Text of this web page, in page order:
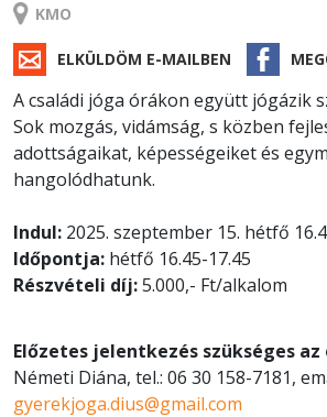
KMO
ELKÜLDÖM E-MAILBEN
A családi jóga órákon együtt jógázik
Sok mozgás, vidámság, s közben
adottságaikat, képességeiket és
hangolódhatunk.
Indul: 2025. szeptember 15. hétfő
Időpontja: hétfő 16.45-17.45
Részvételi díj:5.000,- Ft/alkalom
Előzetes jelentkezés szükséges
Németi Diána, tel.: 06 30 158-7181,
gyerekjoga.dius@gmail.com